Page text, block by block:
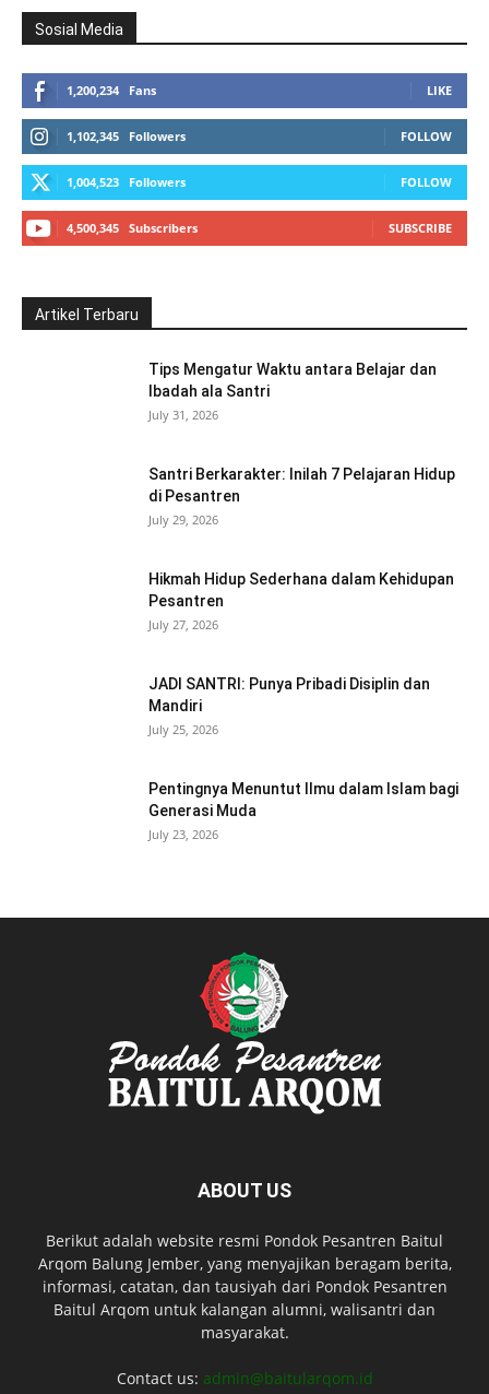
Sosial Media
1,200,234 Fans LIKE
1,102,345 Followers FOLLOW
1,004,523 Followers FOLLOW
4,500,345 Subscribers SUBSCRIBE
Artikel Terbaru
Tips Mengatur Waktu antara Belajar dan
Ibadah ala Santri
July 31, 2026
Santri Berkarakter: Inilah 7 Pelajaran Hidup
di Pesantren
July 29, 2026
Hikmah Hidup Sederhana dalam Kehidupan
Pesantren
July 27, 2026
JADI SANTRI: Punya Pribadi Disiplin dan
Mandiri
July 25, 2026
Pentingnya Menuntut Ilmu dalam Islam bagi
Generasi Muda
July 23, 2026
ABOUT US
Berikut adalah website resmi Pondok Pesantren Baitul
Arqom Balung Jember, yang menyajikan beragam berita,
informasi, catatan, dan tausiyah dari Pondok Pesantren
Baitul Arqom untuk kalangan alumni, walisantri dan
masyarakat.
Contact us: admin@baitularqom.id